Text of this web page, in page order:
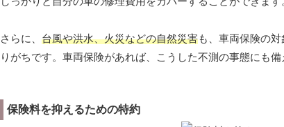
さらに、 台風や洪水、火災などの自然災害も、車両保険の
りがちです。車両保険があれば、こうした不測の事態にも備
保険料を抑えるための特約